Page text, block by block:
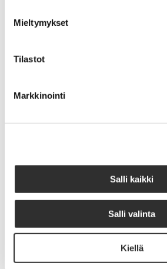
Mieltymykset
Tilastot
Markkinointi
Salli kaikki
Salli valinta
Kiellä
Työsopimuksen tarkistuslista
·